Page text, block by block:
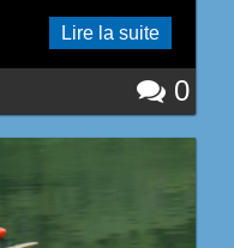
Lire la suite
0